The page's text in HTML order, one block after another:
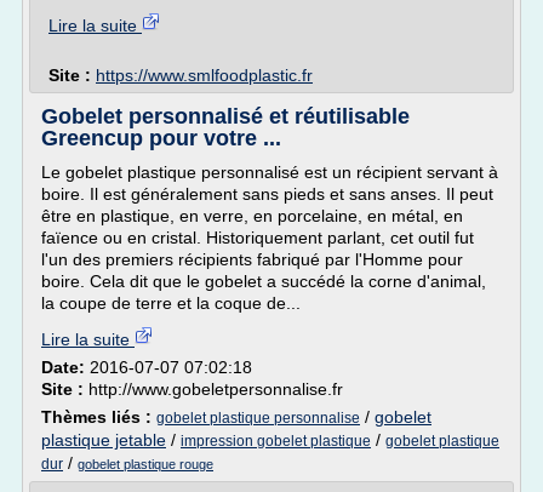
Lire la suite
Site : https://www.smlfoodplastic.fr
Gobelet personnalisé et réutilisable
Greencup pour votre ...
Le gobelet plastique personnalisé est un récipient servant à
boire. Il est généralement sans pieds et sans anses. Il peut
être en plastique, en verre, en porcelaine, en métal, en
faïence ou en cristal. Historiquement parlant, cet outil fut
l'un des premiers récipients fabriqué par l'Homme pour
boire. Cela dit que le gobelet a succédé la corne d'animal,
la coupe de terre et la coque de...
Lire la suite
Date: 2016-07-07 07:02:18
Site : http://www.gobeletpersonnalise.fr
Thèmes liés : gobelet plastique personnalise / gobelet
plastique jetable / impression gobelet plastique / gobelet plastique
dur / gobelet plastique rouge